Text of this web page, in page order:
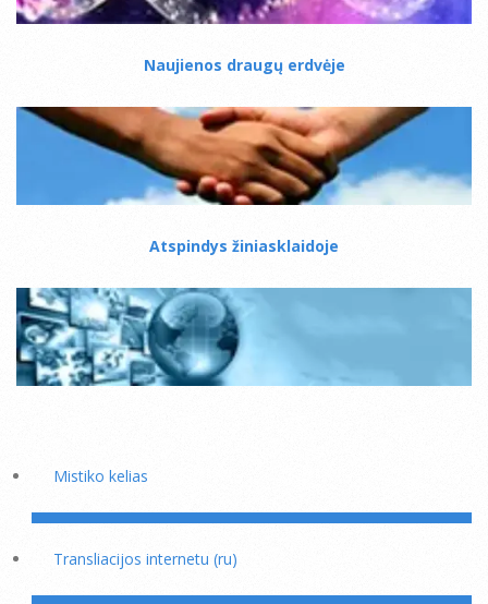
Naujienos draugų erdvėje
Atspindys žiniasklaidoje
Mistiko kelias
Transliacijos internetu (ru)